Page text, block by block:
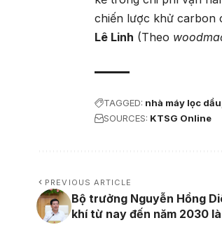
chiến lược khử carbon
Lê Linh (Theo
TAGGED: nhà máy lọc dầu
SOURCES: KTSG Online
PREVIOUS ARTICLE
Bộ trưởng Nguyễn Hồng
khí từ nay đến năm 2030